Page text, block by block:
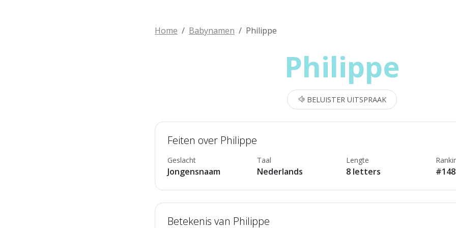
Home Babynamen Philippe
Philippe
BELUISTER UITSPRAAK
Feiten over Philippe
Geslacht
Jongensnaam
Taal
Nederlands
Lengte
8 letters
Betekenis van Philippe